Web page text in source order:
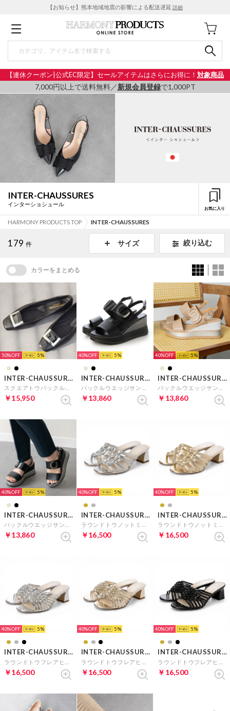
【お知らせ】熊本地域地震の影響による配送遅延 詳細
【連休クーポン|公式EC限定】セールアイテムはさらにお得に！ 対象商品
7,000円以上で送料無料／新規会員登録で1,000PT
INTER-CHAUSSURES
インターショシュール
お気に入り
HARMONY PRODUCTS TOP INTER-CHAUSSURES
179 件 サイズ 絞り込む
カラーをまとめる
50% 5
INTER-CHAUSSURES
￥15,950
40% 5
INTER-CHAUSSURES
￥13,860
40% 5
INTER-CHAUSSURES
￥13,860
40% 5
INTER-CHAUSSURES
￥13,860
40% 5
INTER-CHAUSSURES
￥16,500
40% 5
INTER-CHAUSSURES
￥16,500
40% 5
INTER-CHAUSSURES
￥16,500
40% 5
INTER-CHAUSSURES
￥16,500
40% 5
INTER-CHAUSSURES
￥16,500